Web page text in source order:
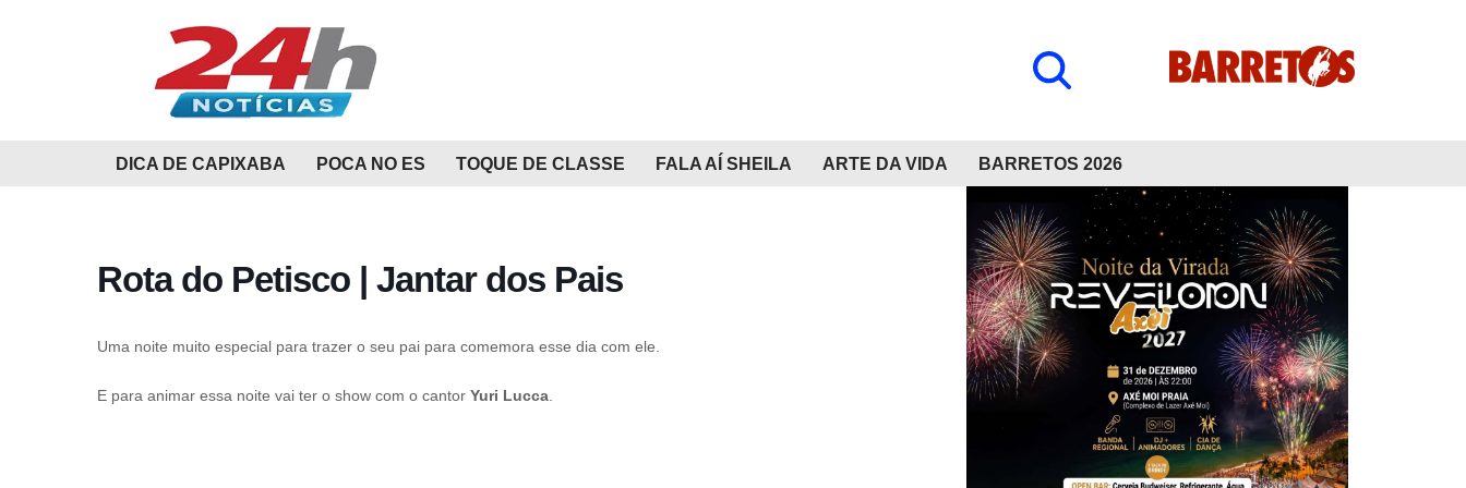
DICA DE CAPIXABA
POCA NO ES TOQUE DE CLASSE FALA AÍ SHEILA ARTE DA VIDA BARRETOS 2026
Rota do Petisco | Jantar dos Pais
Uma noite muito especial para trazer o seu pai para comemora esse dia com ele.
E para animar essa noite vai ter o show com o cantor Yuri Lucca.